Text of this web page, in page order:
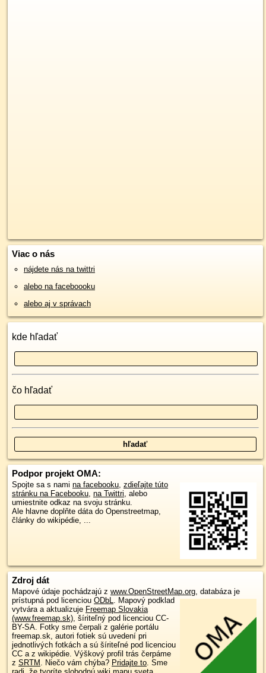
Viac o nás
nájdete nás na twittri
alebo na faceboooku
alebo aj v správach
kde hľadať
čo hľadať
Podpor projekt OMA:
Spojte sa s nami na facebooku, zdieľajte túto
stránku na Facebooku, na Twittri, alebo
umiestnite odkaz na svoju stránku.
Ale hlavne doplňte dáta do Openstreetmap,
články do wikipédie, ...
Zdroj dát
Mapové údaje pochádzajú z www.OpenStreetMap.org, databáza je
prístupná pod licenciou ODbL. Mapový podklad
vytvára a aktualizuje Freemap Slovakia
(www.freemap.sk), šíriteľný pod licenciou CC-
BY-SA. Fotky sme čerpali z galérie portálu
freemap.sk, autori fotiek sú uvedení pri
jednotlivých fotkách a sú šíriteľné pod licenciou
CC a z wikipédie. Výškový profil trás čerpáme
z SRTM . Niečo vám chýba? Pridajte to. Sme